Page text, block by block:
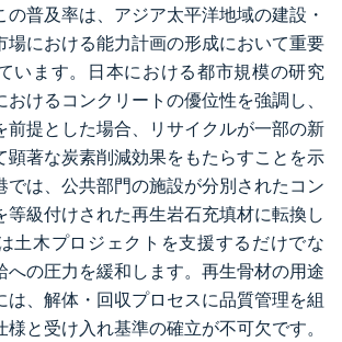
の普及率は、アジア太平洋地域の建設・
場における能力計画の形成において重要
います。日本における都市規模の研究
けるコンクリートの優位性を強調し、
前提とした場合、リサイクルが一部の新
顕著な炭素削減効果をもたらすことを示
では、公共部門の施設が分別されたコン
等級付けされた再生岩石充填材に転換し
土木プロジェクトを支援するだけでな
への圧力を緩和します。再生骨材の用途
は、解体・回収プロセスに品質管理を組
と受け入れ基準の確立が不可欠です。